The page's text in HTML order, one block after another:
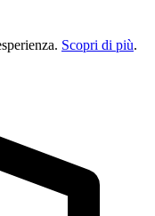
Scopri di più.